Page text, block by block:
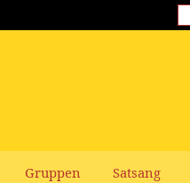
Gruppen Satsang